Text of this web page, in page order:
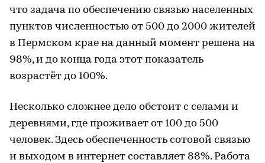
что задача по обеспечению связью населенных
пунктов численностью от 500 до 2000 жителей
в Пермском крае на данный момент решена на
98%, и до конца года этот показатель
возрастёт до 100%.
Несколько сложнее дело обстоит с селами и
деревнями, где проживает от 100 до 500
человек. Здесь обеспеченность сотовой связью
и выходом в интернет составляет 88%. Работа